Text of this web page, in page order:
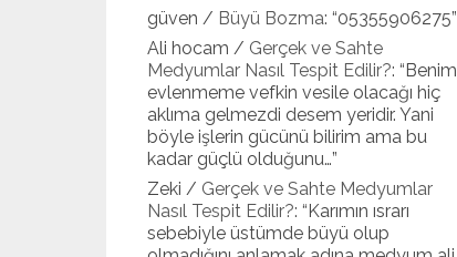
güven / Büyü Bozma: “05355906275”
Ali hocam / Gerçek ve Sahte
Medyumlar Nasıl Tespit Edilir?: “Benim
evlenmeme vefkin vesile olacağı hiç
aklıma gelmezdi desem yeridir. Yani
böyle işlerin gücünü bilirim ama bu
kadar güçlü olduğunu…”
Zeki / Gerçek ve Sahte Medyumlar
Nasıl Tespit Edilir?: “Karımın ısrarı
sebebiyle üstümde büyü olup